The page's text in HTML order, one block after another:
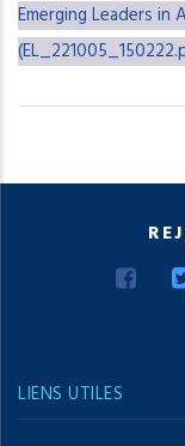
Emerging Leaders in
LIENS UTILES